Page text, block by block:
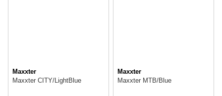
Maxxter
Maxxter CITY/LightBlue
Maxxter
Maxxter MTB/Blue